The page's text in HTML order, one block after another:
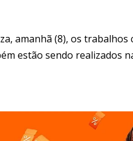
amanhã (8), os trabalhos
estão sendo realizados